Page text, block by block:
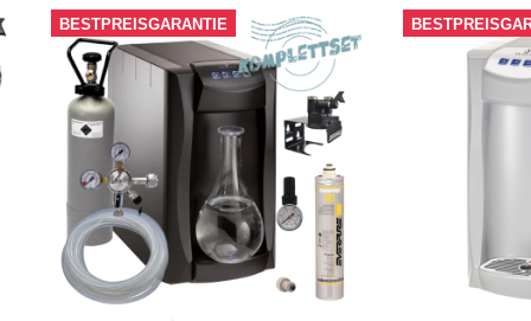
BESTPREISGARANTIE